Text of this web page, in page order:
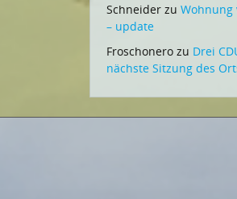
Schneider zu
– update
Froschonero zu Drei
nächste Sitzung des